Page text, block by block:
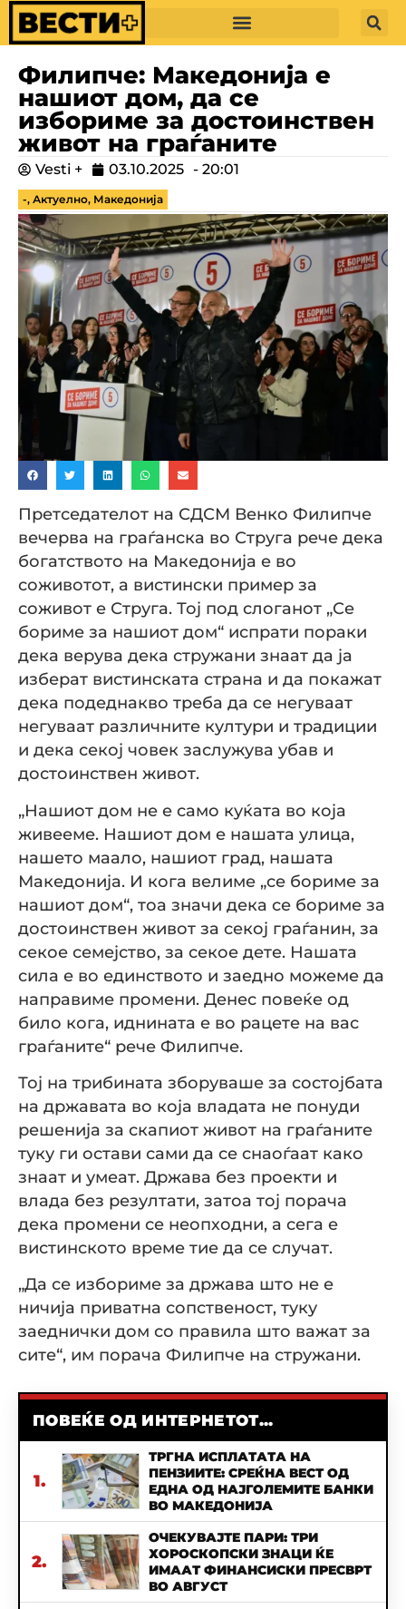
Филипче: Македонија е
нашиот дом, да се
избориме за достоинствен
живот на граѓаните
Vesti + 03.10.2025 - 20:01
-, Актуелно, Македонија
Претседателот на СДСМ Венко Филипче
вечерва на граѓанска во Струга рече дека
богатството на Македонија е во
соживотот, а вистински пример за
соживот е Струга. Тој под слоганот „Се
бориме за нашиот дом“ испрати пораки
дека верува дека стружани знаат да ја
изберат вистинската страна и да покажат
дека подеднакво треба да се негуваат
негуваат различните култури и традиции
и дека секој човек заслужува убав и
достоинствен живот.
„Нашиот дом не е само куќата во која
живееме. Нашиот дом е нашата улица,
нашето маало, нашиот град, нашата
Македонија. И кога велиме „се бориме за
нашиот дом“, тоа значи дека се бориме за
достоинствен живот за секој граѓанин, за
секое семејство, за секое дете. Нашата
сила е во единството и заедно можеме да
направиме промени. Денес повеќе од
било кога, иднината е во рацете на вас
граѓаните“ рече Филипче.
Тој на трибината зборуваше за состојбата
на државата во која владата не понуди
решенија за скапиот живот на граѓаните
туку ги остави сами да се снаоѓаат како
знаат и умеат. Држава без проекти и
влада без резултати, затоа тој порача
дека промени се неопходни, а сега е
вистинското време тие да се случат.
„Да се избориме за држава што не е
ничија приватна сопственост, туку
заеднички дом со правила што важат за
сите“, им порача Филипче на стружани.
ПОВЕЌЕ ОД ИНТЕРНЕТОТ...
1.
ТРГНА ИСПЛАТАТА НА
ПЕНЗИИТЕ: СРЕЌНА ВЕСТ ОД
ЕДНА ОД НАЈГОЛЕМИТЕ БАНКИ
ВО МАКЕДОНИЈА
2.
ОЧЕКУВАЈТЕ ПАРИ: ТРИ
ХОРОСКОПСКИ ЗНАЦИ ЌЕ
ИМААТ ФИНАНСИСКИ ПРЕСВРТ
ВО АВГУСТ